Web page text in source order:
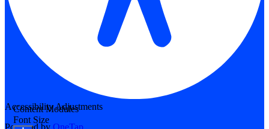
Accessibility Adjustments
Powered by OneTap
Content Modules
Font Size